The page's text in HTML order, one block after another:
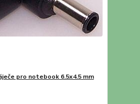
pro notebook 6.5x4.5 mm